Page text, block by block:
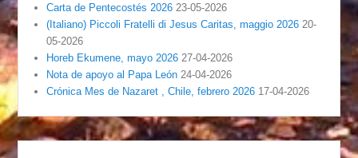
Carta de Pentecostés 2026 23-05-2026
(Italiano) Piccoli Fratelli di Jesus Caritas, maggio 2026 20-
05-2026
Horeb Ekumene, mayo 2026 27-04-2026
Nota de apoyo al Papa León 24-04-2026
Crónica Mes de Nazaret , Chile, febrero 2026 17-04-2026